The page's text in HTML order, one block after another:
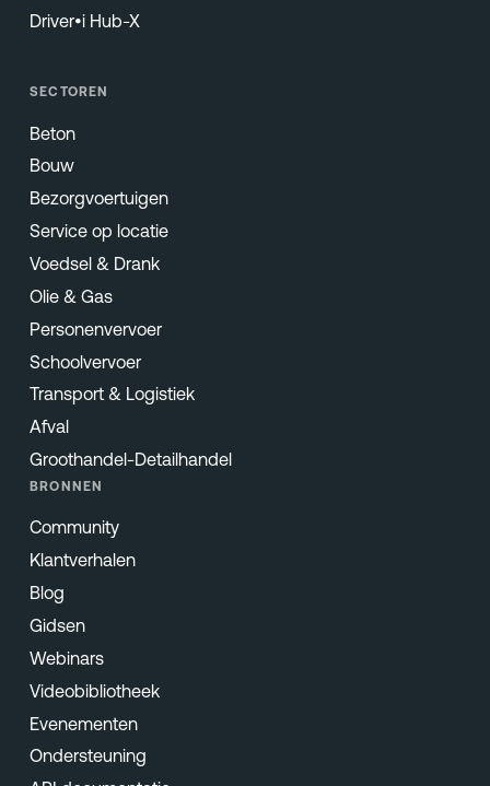
Driver•i Hub-X
SECTOREN
Beton
Bouw
Bezorgvoertuigen
Service op locatie
Voedsel & Drank
Olie & Gas
Personenvervoer
Schoolvervoer
Transport & Logistiek
Afval
Groothandel-Detailhandel
BRONNEN
Community
Klantverhalen
Blog
Gidsen
Webinars
Videobibliotheek
Evenementen
Ondersteuning